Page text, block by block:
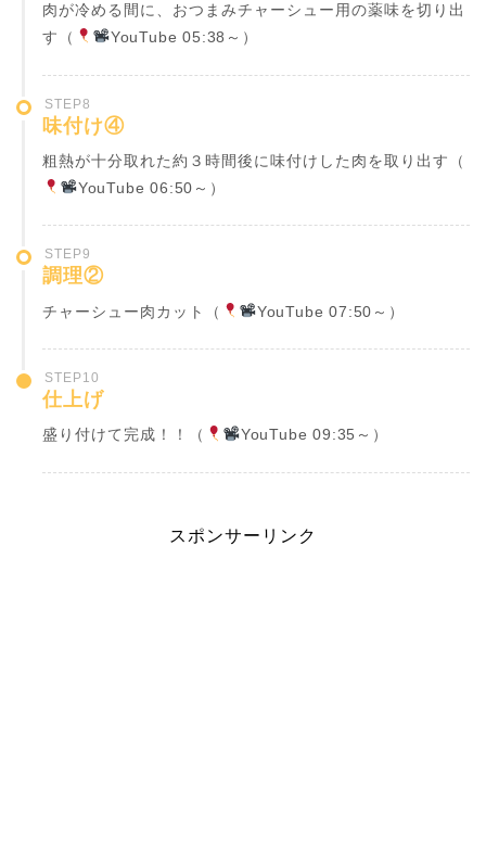
肉が冷める間に、おつまみチャーシュー用の薬味を切り出
す（
YouTube 05:38～）
STEP8
味付け④
粗熱が十分取れた約３時間後に味付けした肉を取り出す（
YouTube 06:50～）
STEP9
調理②
チャーシュー肉カット（ YouTube 07:50～）
STEP10
仕上げ
盛り付けて完成！！（ YouTube 09:35～）
スポンサーリンク